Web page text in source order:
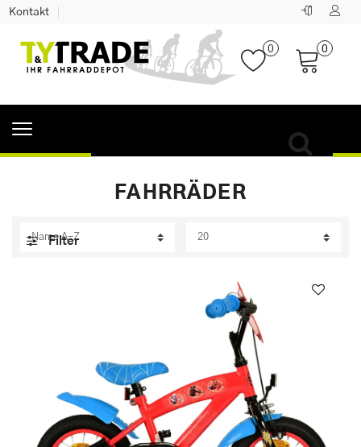
Kontakt
0 0
FAHRRÄDER
Filter